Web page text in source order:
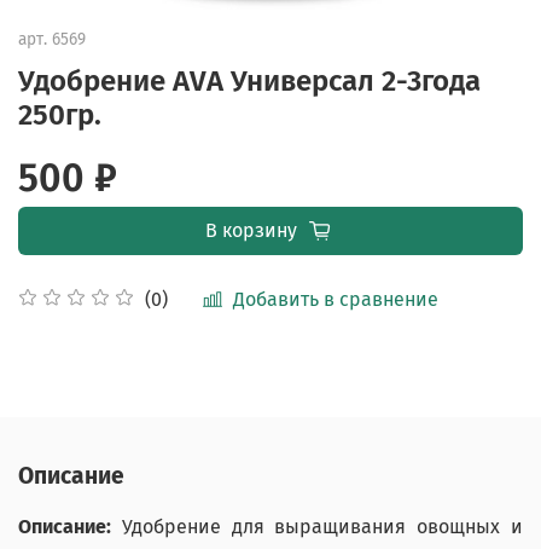
арт. 6569
Удобрение AVA Универсал 2-3года
250гр.
(0) Добавить в сравнение
500 ₽
В корзину
Описание
Описание: Удобрение для выращивания овощных и